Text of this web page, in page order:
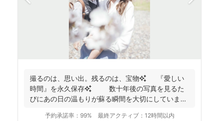
撮るのは、思い出。残るのは、宝物✨ 『愛しい
時間』を永久保存✨ 数十年後の写真を見るた
びにあの日の温もりが蘇る瞬間を大切にしています
予約承諾率： 99% 最終アクティブ： 12時間以内